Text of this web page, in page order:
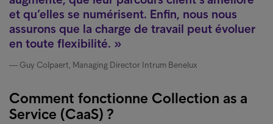
et qu’elles se numérisent. Enfin, nous nous
assurons que la charge de travail peut évoluer
en toute flexibilité.
Guy Colpaert, Managing Director Intrum Benelux
Comment fonctionne Collection as a
Service (CaaS) ?